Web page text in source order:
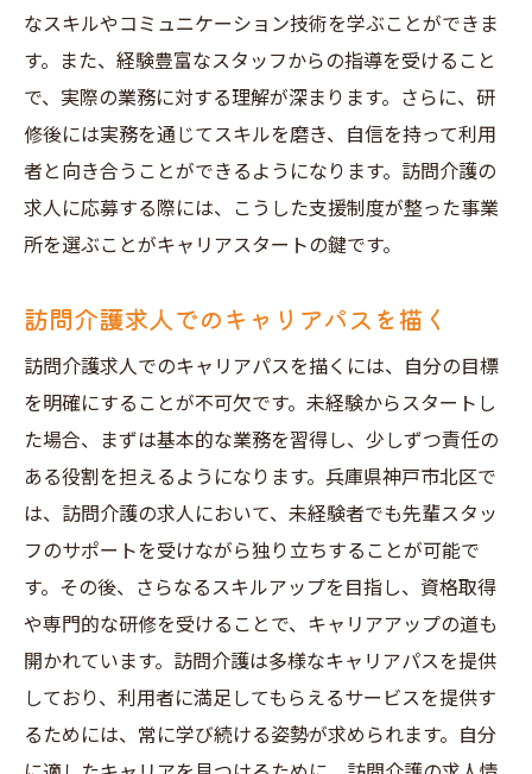
なスキルやコミュニケーション技術を学ぶことができま
す。また、経験豊富なスタッフからの指導を受けること
で、実際の業務に対する理解が深まります。さらに、研
修後には実務を通じてスキルを磨き、自信を持って利用
者と向き合うことができるようになります。訪問介護の
求人に応募する際には、こうした支援制度が整った事業
所を選ぶことがキャリアスタートの鍵です。
訪問介護求人でのキャリアパスを描く
訪問介護求人でのキャリアパスを描くには、自分の目標
を明確にすることが不可欠です。未経験からスタートし
た場合、まずは基本的な業務を習得し、少しずつ責任の
ある役割を担えるようになります。兵庫県神戸市北区で
は、訪問介護の求人において、未経験者でも先輩スタッ
フのサポートを受けながら独り立ちすることが可能で
す。その後、さらなるスキルアップを目指し、資格取得
や専門的な研修を受けることで、キャリアアップの道も
開かれています。訪問介護は多様なキャリアパスを提供
しており、利用者に満足してもらえるサービスを提供す
るためには、常に学び続ける姿勢が求められます。自分